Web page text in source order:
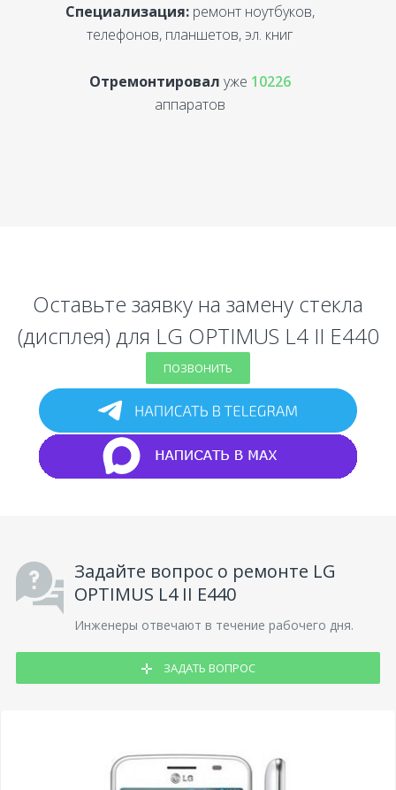
Специализация:ремонт ноутбуков,
телефонов, планшетов, эл. книг
Отремонтировал уже 10226
аппаратов
Оставьте заявку на замену стекла
(дисплея) для LG OPTIMUS L4 II E440
ПОЗВОНИТЬ
Задайте вопрос о ремонте LG
OPTIMUS L4 II E440
Инженеры отвечают в течение рабочего дня.
ЗАДАТЬ ВОПРОС